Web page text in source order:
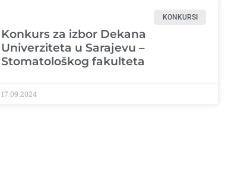
KONKURSI
Konkurs za izbor Dekana
Univerziteta u Sarajevu –
Stomatološkog fakulteta
17.09.2024